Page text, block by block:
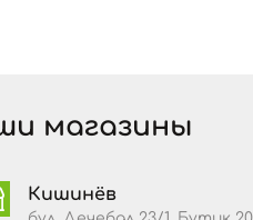
Производится на
магазины
Кишинёв